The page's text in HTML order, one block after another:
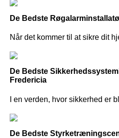
De Bedste
Når det kommer til at sikre dit
De Bedste
Fredericia
I en verden, hvor sikkerhed er
De Bedste